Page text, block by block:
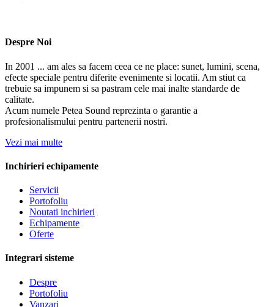
Despre Noi
In 2001 ... am ales sa facem ceea ce ne place: sunet, lumini, scena,
efecte speciale pentru diferite evenimente si locatii. Am stiut ca
trebuie sa impunem si sa pastram cele mai inalte standarde de
calitate.
Acum numele Petea Sound reprezinta o garantie a
profesionalismului pentru partenerii nostri.
Vezi mai multe
Inchirieri echipamente
Servicii
Portofoliu
Noutati inchirieri
Echipamente
Oferte
Integrari sisteme
Despre
Portofoliu
Vanzari